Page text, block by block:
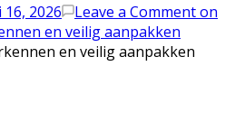
2026 Leave a Commenton
en veilig aanpakken